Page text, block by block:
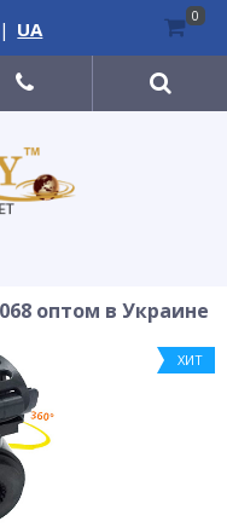
оптом в Украине
ХИТ
| UA
0